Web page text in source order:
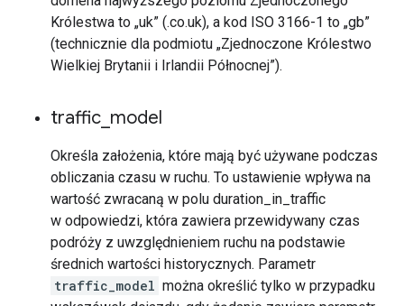
Królestwa to „uk” (.co.uk), a kod ISO 3166-1 to „gb”
(technicznie dla podmiotu „Zjednoczone Królestwo
Wielkiej Brytanii i Irlandii Północnej”).
traffic model
Określa założenia, które mają być używane podczas
obliczania czasu w ruchu. To ustawienie wpływa na
wartość zwracaną w polu duration_in_traffic
w odpowiedzi, która zawiera przewidywany czas
podróży z uwzględnieniem ruchu na podstawie
średnich wartości historycznych. Parametr
traffic_model można określić tylko w przypadku